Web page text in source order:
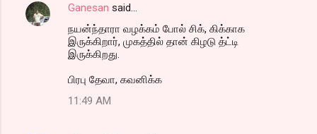
Ganesan said…
நயன்ந்தாரா வழக்கம் போல் சிக், கிக்காக
இருக்கிறார், முகத்தில் தான் கிழடு த்ட்டி
இருக்கிறது.
பிரபு தேவா, கவனிக்க‌
11:49 AM